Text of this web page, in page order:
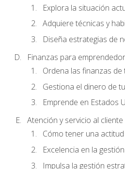
Explora la situación
Adquiere técnicas y
Diseña estrategias de
Finanzas para
Ordena las finanzas
Gestiona el dinero de
Emprende en Estados
Atención y servicio al cliente
Cómo tener una
Excelencia en la
Impulsa la gestión